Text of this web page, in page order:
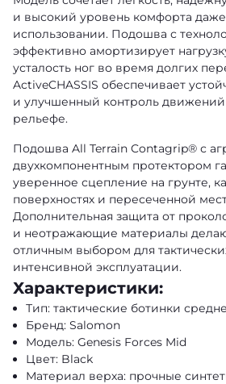
и высокий уровень комфорта
использовании. Подошва с
эффективно амортизирует
усталость ног во время долгих
ActiveCHASSIS обеспечивает
и улучшенный контроль
рельефе.
Подошва All Terrain Contagrip® с
двухкомпонентным протектором
уверенное сцепление на грунте,
поверхностях и пересеченной
Дополнительная защита от
и неотражающие материалы
отличным выбором для
интенсивной эксплуатации.
Характеристики:
Тип: тактические ботинки
Бренд: Salomon
Модель: Genesis Forces Mid
Цвет: Black
Материал верха: прочные